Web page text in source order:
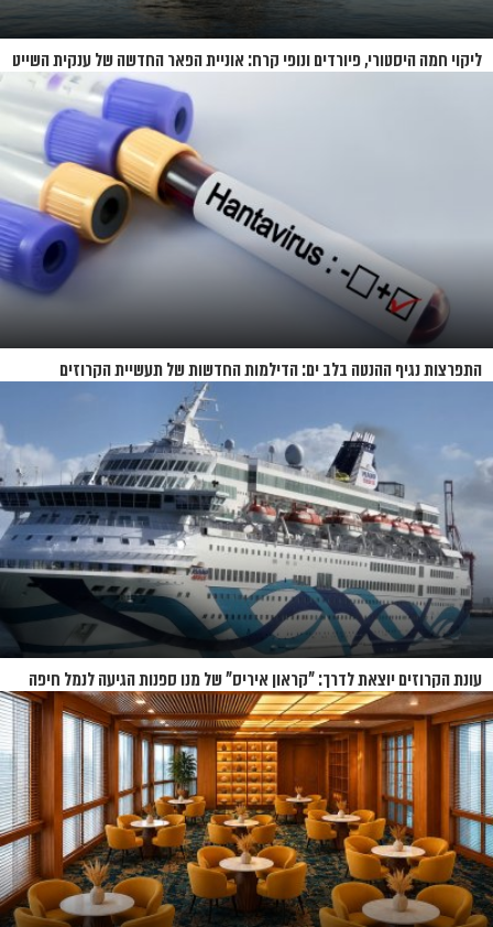
ליקוי חמה היסטורי, פיורדים ונופי קרח: אוניית הפאר החדשה של ענקית השייט
התפרצות נגיף ההנטה בלב ים: הדילמות החדשות של תעשיית הקרוזים
עונת הקרוזים יוצאת לדרך: "קראון איריס" של מנו ספנות הגיעה לנמל חיפה